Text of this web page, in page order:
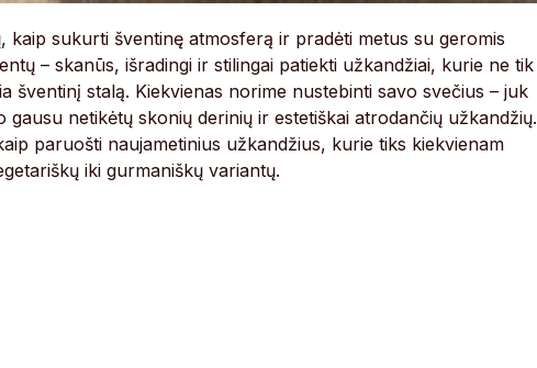
kaip sukurti šventinę atmosferą ir pradėti metus su geromis
– skanūs, išradingi ir stilingai patiekti užkandžiai, kurie ne tik
šventinį stalą. Kiekvienas norime nustebinti savo svečius – juk
netikėtų skonių derinių ir estetiškai atrodančių užkandžių.
paruošti naujametinius užkandžius, kurie tiks kiekvienam
iki gurmaniškų variantų.